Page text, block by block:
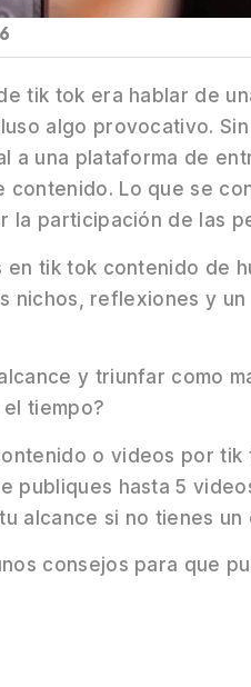
tik tok era hablar de
algo provocativo.
a una plataforma de
Lo que se
la participación de las
en tik tok contenido de
nichos, reflexiones y
y triunfar como
tiempo?
o videos por
publiques hasta 5
alcance si no tienes
consejos para que